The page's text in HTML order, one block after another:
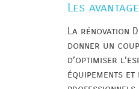
Les
La rénovation
donner un
d’optimiser
équipements